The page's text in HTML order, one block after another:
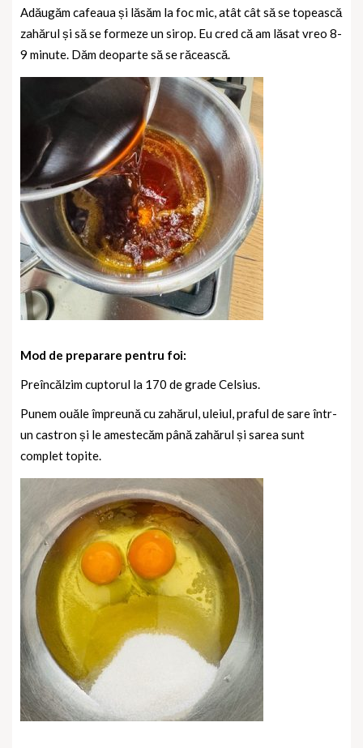
Adăugăm cafeaua și lăsăm la foc mic, atât cât să se topească
zahărul și să se formeze un sirop. Eu cred că am lăsat vreo 8-
9 minute. Dăm deoparte să se răcească.
Mod de preparare pentru foi:
Preîncălzim cuptorul la 170 de grade Celsius.
Punem ouăle împreună cu zahărul, uleiul, praful de sare într-
un castron și le amestecăm până zahărul și sarea sunt
complet topite.